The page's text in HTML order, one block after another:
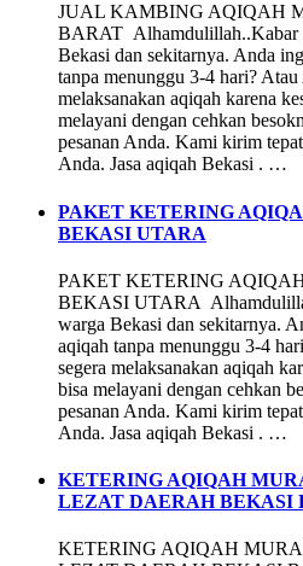
JUAL KAMBING AQIQAH
BARAT Alhamdulillah..Kabar
Bekasi dan sekitarnya. Anda
tanpa menunggu 3-4 hari? Atau
melaksanakan aqiqah karena
melayani dengan cehkan
pesanan Anda. Kami kirim
Anda. Jasa aqiqah Bekasi . …
PAKET KETERING
BEKASI UTARA
PAKET KETERING
BEKASI UTARA
warga Bekasi dan sekitarnya.
aqiqah tanpa menunggu 3-4
segera melaksanakan aqiqah
bisa melayani dengan cehkan
pesanan Anda. Kami kirim
Anda. Jasa aqiqah Bekasi . …
KETERING AQIQAH
LEZAT DAERAH BEKASI
KETERING AQIQAH